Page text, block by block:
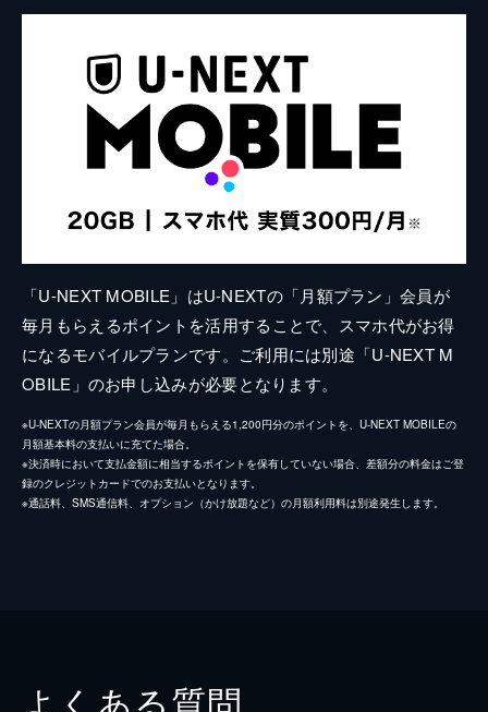
「U-NEXT MOBILE」はU-NEXTの「月額プラン」会員が
毎月もらえるポイントを活用することで、スマホ代がお得
になるモバイルプランです。ご利用には別途「U-NEXT M
OBILE」のお申し込みが必要となります。
※U-NEXTの月額プラン会員が毎月もらえる1,200円分のポイントを、U-NEXT MOBILEの
月額基本料の支払いに充てた場合。
※決済時において支払金額に相当するポイントを保有していない場合、差額分の料金はご登
録のクレジットカードでのお支払いとなります。
※通話料、SMS通信料、オプション（かけ放題など）の月額利用料は別途発生します。
よくある質問